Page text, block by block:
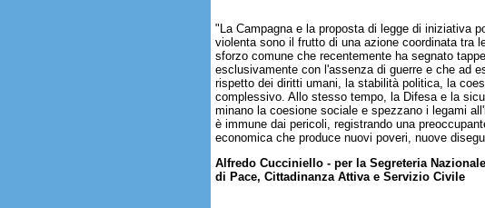
"La Campagna e la proposta di legge di iniziativa
violenta sono il frutto di una azione coordinata tra
sforzo comune che recentemente ha segnato
esclusivamente con l'assenza di guerre e che ad
rispetto dei diritti umani, la stabilità politica, la
complessivo. Allo stesso tempo, la Difesa e la
minano la coesione sociale e spezzano i legami
è immune dai pericoli, registrando una
economica che produce nuovi poveri, nuove
Alfredo Cucciniello - per la Segreteria
di Pace, Cittadinanza Attiva e Servizio Civile